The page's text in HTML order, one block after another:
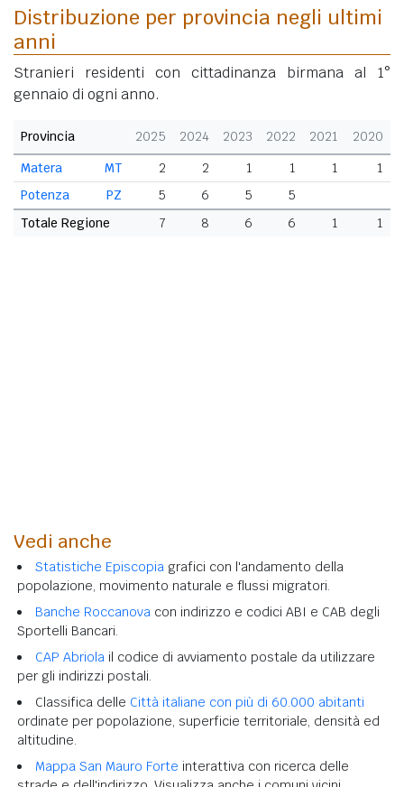
Distribuzione per provincia negli ultimi
anni
Stranieri residenti con cittadinanza birmana al 1°
gennaio di ogni anno.
Provincia 2025 2024 2023 2022 2021
2020
MT
Matera 2 2 1 1 1
1
PZ
Potenza 5 6 5
5
Totale Regione
7 8 6 6 1 1
Vedi anche
Statistiche Episcopia grafici con l'andamento della
popolazione, movimento naturale e flussi migratori.
Banche Roccanova con indirizzo e codici ABI e CAB degli
Sportelli Bancari.
CAP Abriola il codice di avviamento postale da utilizzare
per gli indirizzi postali.
Classifica delle Città italiane con più di 60.000 abitanti
ordinate per popolazione, superficie territoriale, densità ed
altitudine.
Mappa San Mauro Forte interattiva con ricerca delle